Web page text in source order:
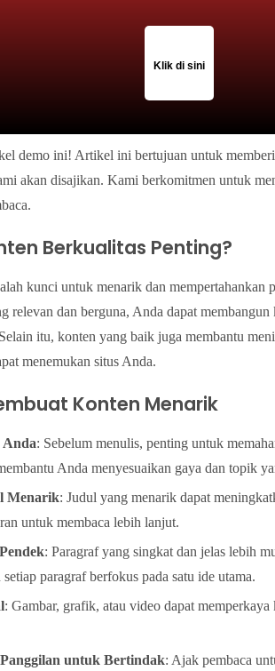
Klik di sini
demo ini! Artikel ini bertujuan untuk
akan disajikan. Kami berkomitmen untuk
Berkualitas Penting?
kunci untuk menarik dan mempertahankan
relevan dan berguna, Anda dapat
itu, konten yang baik juga membantu
menemukan situs Anda.
Konten Menarik
Anda: Sebelum menulis, penting untuk
Anda menyesuaikan gaya dan topik
Menarik: Judul yang menarik dapat
untuk membaca lebih lanjut.
: Paragraf yang singkat dan jelas lebih
paragraf berfokus pada satu ide utama.
: Gambar, grafik, atau video dapat
untuk Bertindak: Ajak pembaca